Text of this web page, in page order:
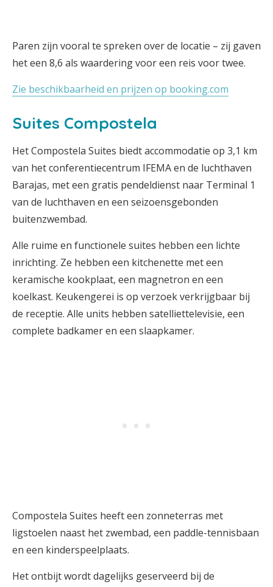
Paren zijn vooral te spreken over de locatie – zij gaven
het een 8,6 als waardering voor een reis voor twee.
Zie beschikbaarheid en prijzen op booking.com
Suites Compostela
Het Compostela Suites biedt accommodatie op 3,1 km
van het conferentiecentrum IFEMA en de luchthaven
Barajas, met een gratis pendeldienst naar Terminal 1
van de luchthaven en een seizoensgebonden
buitenzwembad.
Alle ruime en functionele suites hebben een lichte
inrichting. Ze hebben een kitchenette met een
keramische kookplaat, een magnetron en een
koelkast. Keukengerei is op verzoek verkrijgbaar bij
de receptie. Alle units hebben satelliettelevisie, een
complete badkamer en een slaapkamer.
Compostela Suites heeft een zonneterras met
ligstoelen naast het zwembad, een paddle-tennisbaan
en een kinderspeelplaats.
Het ontbijt wordt dagelijks geserveerd bij de